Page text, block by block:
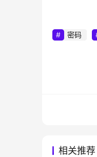
密码
相关推荐